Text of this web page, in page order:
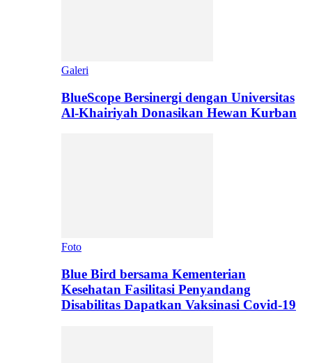
Galeri
BlueScope Bersinergi dengan Universitas
Al-Khairiyah Donasikan Hewan Kurban
Foto
Blue Bird bersama Kementerian
Kesehatan Fasilitasi Penyandang
Disabilitas Dapatkan Vaksinasi Covid-19